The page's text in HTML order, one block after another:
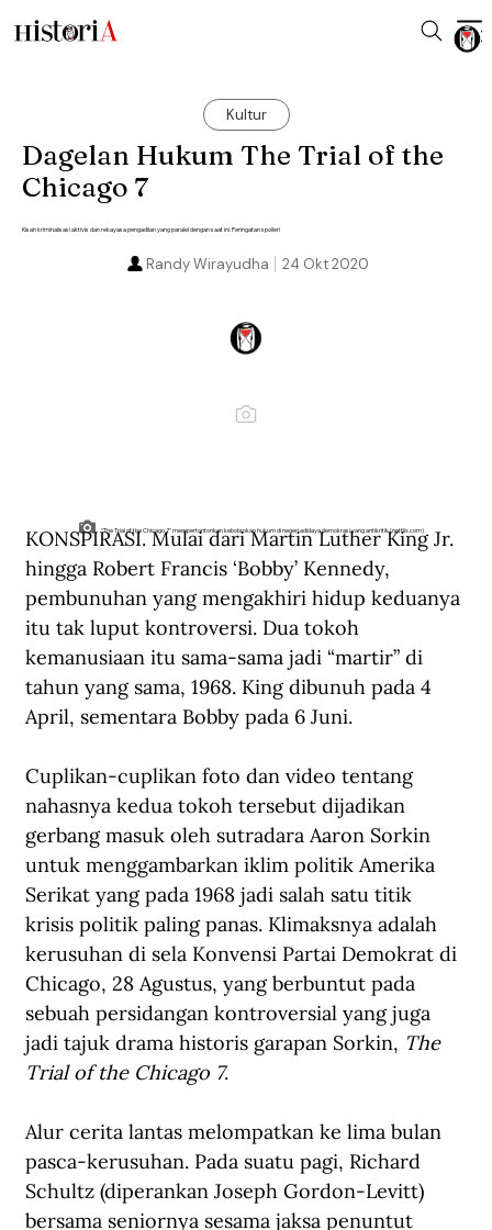
Kultur
Dagelan Hukum The Trial of the
Chicago 7
Kisah kriminalisasi aktivis dan rekayasa pengadilan yang paralel dengan saat ini. Peringatan spoiler!
24 Okt 2020
Randy Wirayudha
"The Trial of the Chicago 7" mempertontonkan kebobrokan hukum di negeri adidaya demokrasi yang antikritik (netflix.com)
KONSPIRASI. Mulai dari Martin Luther King Jr.
hingga Robert Francis ‘Bobby’ Kennedy,
pembunuhan yang mengakhiri hidup keduanya
itu tak luput kontroversi. Dua tokoh
kemanusiaan itu sama-sama jadi “martir” di
tahun yang sama, 1968. King dibunuh pada 4
April, sementara Bobby pada 6 Juni.
Cuplikan-cuplikan foto dan video tentang
nahasnya kedua tokoh tersebut dijadikan
gerbang masuk oleh sutradara Aaron Sorkin
untuk menggambarkan iklim politik Amerika
Serikat yang pada 1968 jadi salah satu titik
krisis politik paling panas. Klimaksnya adalah
kerusuhan di sela Konvensi Partai Demokrat di
Chicago, 28 Agustus, yang berbuntut pada
sebuah persidangan kontroversial yang juga
jadi tajuk drama historis garapan Sorkin, The
Trial of the Chicago 7.
Alur cerita lantas melompatkan ke lima bulan
pasca-kerusuhan. Pada suatu pagi, Richard
Schultz (diperankan Joseph Gordon-Levitt)
bersama seniornya sesama jaksa penuntut